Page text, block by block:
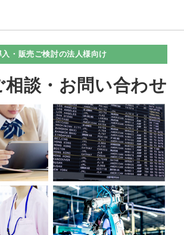
入・販売ご検討の法人様向け
相談・お問い合わせ